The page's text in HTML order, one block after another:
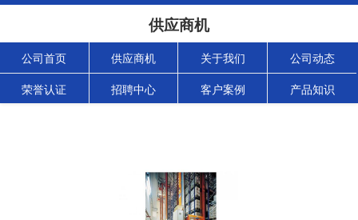
供应商机
公司首页 供应商机 关于我们 公司动态
荣誉认证 招聘中心 客户案例 产品知识